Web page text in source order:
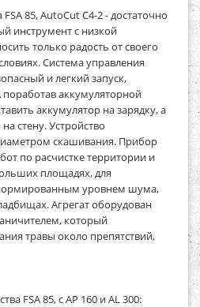
85, AutoCut C4-2 -достаточно
инструмент с низкой
только радость от своего
Система управления
и легкий запуск,
поработав аккумуляторной
аккумулятор на зарядку, а
стену. Устройство
скашивания. Прибор
по расчистке территории и
площадях, для
уровнем шума,
Агрегат оборудован
который
травы около препятствий,
FSA 85, с AP 160 и AL 300: